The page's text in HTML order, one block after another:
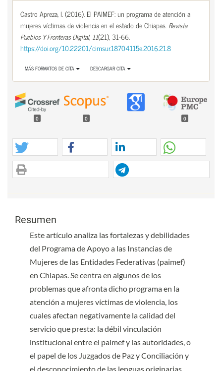
Castro Apreza, I. (2016). El PAIMEF: un programa de atención a
mujeres víctimas de violencia en el estado de Chiapas. Revista
Pueblos Y Fronteras Digital, 11(21), 31-66.
https://doi.org/10.22201/cimsur.18704115e.2016.21.8
MÁS FORMATOS DE CITA DESCARGAR CITA
0 0 0
Resumen
Este artículo analiza las fortalezas y debilidades
del Programa de Apoyo a las Instancias de
Mujeres de las Entidades Federativas (paimef)
en Chiapas. Se centra en algunos de los
problemas que afronta dicho programa en la
atención a mujeres víctimas de violencia, los
cuales afectan negativamente la calidad del
servicio que presta: la débil vinculación
institucional entre el paimef y las autoridades, o
el papel de los Juzgados de Paz y Conciliación y
el desconocimiento de las lenguas originarias